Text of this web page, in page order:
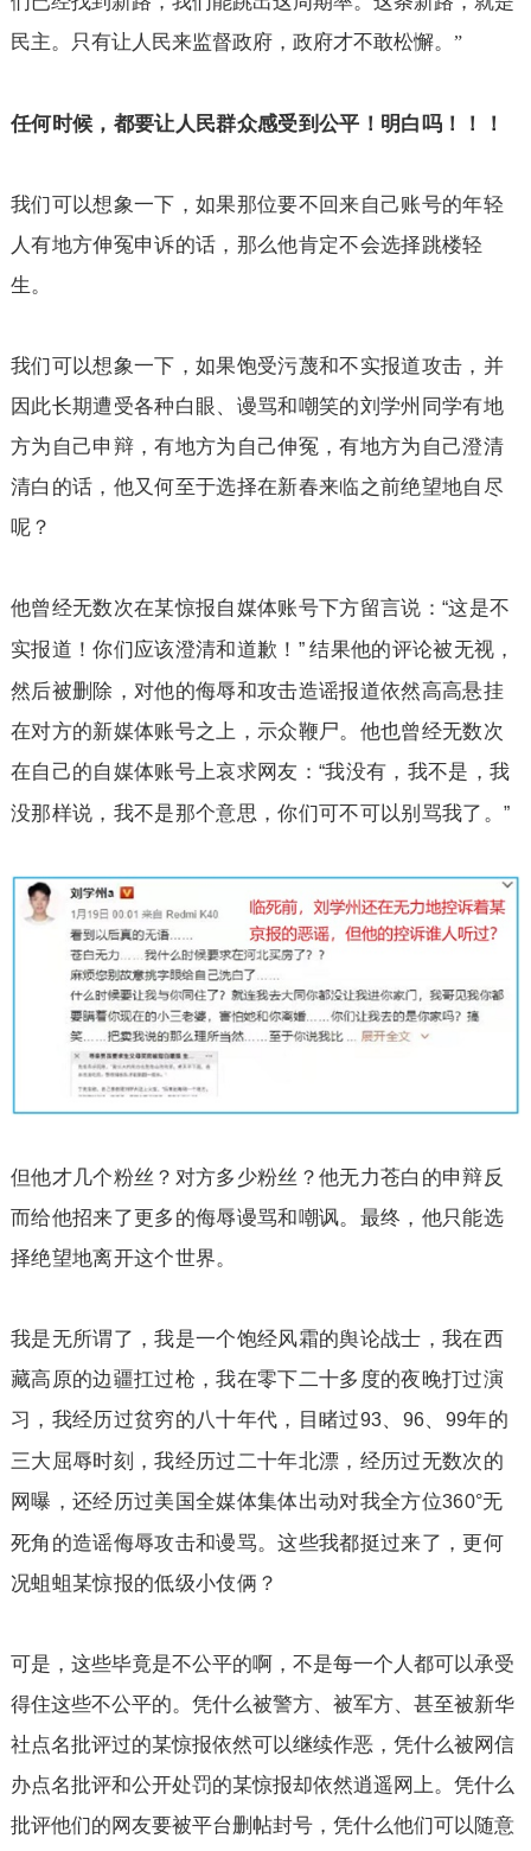
民主。只有让人民来监督政府，政府才不敢松懈。 ”
任何时候，都要让人民群众感受到公平！明白吗！！！
我们可以想象一下，如果那位要不回来自己账号的年轻
人有地方伸冤申诉的话，那么他肯定不会选择跳楼轻
生。
我们可以想象一下，如果饱受污蔑和不实报道攻击，并
因此长期遭受各种白眼、谩骂和嘲笑的刘学州同学有地
方为自己申辩，有地方为自己伸冤，有地方为自己澄清
清白的话，他又何至于选择在新春来临之前绝望地自尽
呢？
他曾经无数次在某惊报自媒体账号下方留言说： “这是不
实报道！你们应该澄清和道歉！ ”结果他的评论被无视，
然后被删除，对他的侮辱和攻击造谣报道依然高高悬挂
在对方的新媒体账号之上，示众鞭尸。他也曾经无数次
在自己的自媒体账号上哀求网友： “我没有，我不是，我
没那样说，我不是那个意思，你们可不可以别骂我了。 ”
但他才几个粉丝？对方多少粉丝？他无力苍白的申辩反
而给他招来了更多的侮辱谩骂和嘲讽。最终，他只能选
择绝望地离开这个世界。
我是无所谓了，我是一个饱经风霜的舆论战士，我在西
藏高原的边疆扛过枪，我在零下二十多度的夜晚打过演
习，我经历过贫穷的八十年代，目睹过93、 96、 99年的
三大屈辱时刻，我经历过二十年北漂，经历过无数次的
网曝，还经历过美国全媒体集体出动对我全方位360°无
死角的造谣侮辱攻击和谩骂。这些我都挺过来了，更何
况蛆蛆某惊报的低级小伎俩？
可是，这些毕竟是不公平的啊，不是每一个人都可以承受
得住这些不公平的。凭什么被警方、被军方、甚至被新华
社点名批评过的某惊报依然可以继续作恶，凭什么被网信
办点名批评和公开处罚的某惊报却依然逍遥网上。凭什么
批评他们的网友要被平台删帖封号，凭什么他们可以随意